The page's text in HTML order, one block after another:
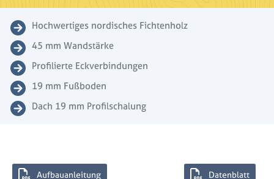
Hochwertiges nordisches Fichtenholz
45 mm Wandstärke
Profilierte Eckverbindungen
19 mm Fußboden
Dach 19 mm Profilschalung
Aufbauanleitung Datenblatt